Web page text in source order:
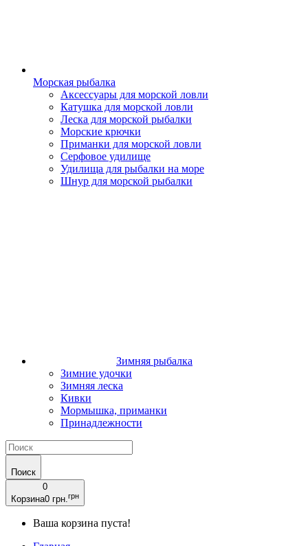
Морская рыбалка
Аксессуары для морской ловли
Катушка для морской ловли
Леска для морской рыбалки
Морские крючки
Приманки для морской ловли
Серфовое удилище
Удилища для рыбалки на море
Шнур для морской рыбалки
Зимняя рыбалка
Зимние удочки
Зимняя леска
Кивки
Мормышка, приманки
Принадлежности
Поиск
0
Корзина0 грн. грн
Ваша корзина пуста!